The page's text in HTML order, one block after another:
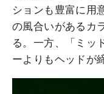
ションも豊富に用
の風合いがあるカ
る。一方、「ミッ
ーよりもヘッドが